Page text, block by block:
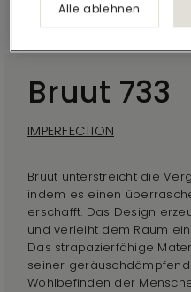
Bruut 733
IMPERFECTION
Bruut unterstreicht die
indem es einen
erschafft. Das Design
und verleiht dem Raum
Das strapazierfähige
seiner
Wohlbefinden der
Alle ablehnen